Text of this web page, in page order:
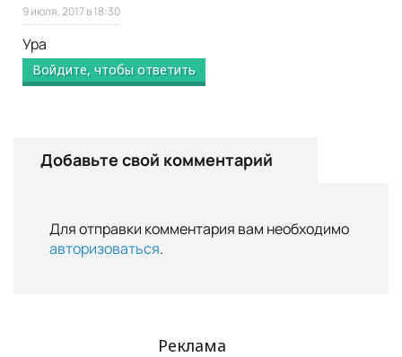
9 июля, 2017 в 18:30
Ура
Войдите, чтобы ответить
Добавьте свой комментарий
Для отправки комментария вам необходимо
авторизоваться.
Реклама